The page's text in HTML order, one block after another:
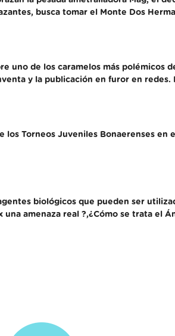
busca tomar el Monte Dos
uno de los caramelos más polémicos
y la publicación en furor en redes.
los Torneos Juveniles Bonaerenses
biológicos que pueden ser
amenaza real ?,¿Cómo se trata el